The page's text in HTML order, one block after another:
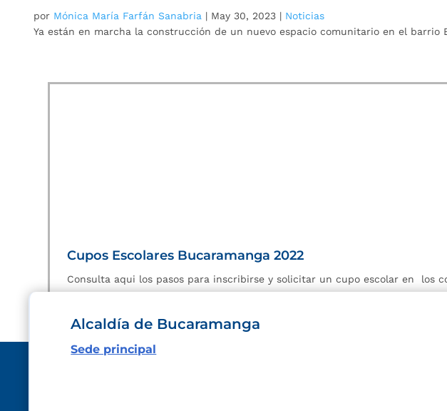
por Mónica María Farfán Sanabria | May 30, 2023 | Noticias
Ya están en marcha la construcción de un nuevo espacio comunitario en el
Cupos Escolares Bucaramanga 2022
Consulta aqui los pasos para inscribirse y solicitar un cupo escolar en los
Alcaldía de Bucaramanga
Sede principal